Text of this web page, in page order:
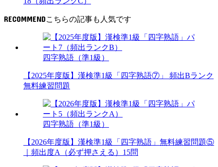
RECOMMEND
四字熟語（準1級）
【2025年度版】漢検準1級「四字熟語⑦」 頻出Bランク
無料練習問題
四字熟語（準1級）
【2026年度版】漢検準1級「四字熟語」無料練習問題⑤
｜頻出度A（必ず押さえる）15問